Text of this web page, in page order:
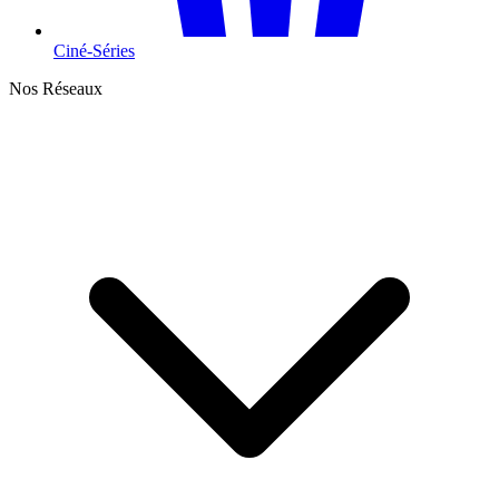
Ciné-Séries
Nos Réseaux